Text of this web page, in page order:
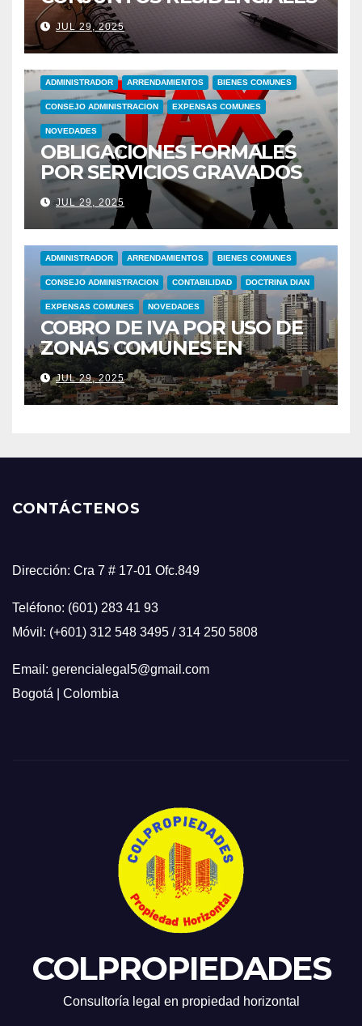
CANCELANDO
RESPONSABILIDAD POR IVA
JUL 29, 2025
ADMINISTRADOR ARRENDAMIENTOS BIENES COMUNES
CONSEJO ADMINISTRACION EXPENSAS COMUNES
NOVEDADES
OBLIGACIONES FORMALES
POR SERVICIOS GRAVADOS
CON IVA POR USO ZONAS
COMUNES
JUL 29, 2025
ADMINISTRADOR ARRENDAMIENTOS BIENES COMUNES
CONSEJO ADMINISTRACION CONTABILIDAD DOCTRINA DIAN
EXPENSAS COMUNES NOVEDADES
COBRO DE IVA POR USO DE
ZONAS COMUNES EN
CONJUNTOS RESIDENCIALES
JUL 29, 2025
CONTÁCTENOS
Dirección: Cra 7 # 17-01 Ofc.849
Teléfono: (601) 283 41 93
Móvil: (+601) 312 548 3495 / 314 250 5808
Email: gerencialegal5@gmail.com
Bogotá | Colombia
COLPROPIEDADES
Consultoría legal en propiedad horizontal